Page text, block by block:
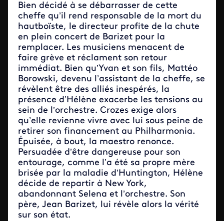
Bien décidé à se débarrasser de cette
cheffe qu’il rend responsable de la mort du
hautboïste, le directeur profite de la chute
en plein concert de Barizet pour la
remplacer. Les musiciens menacent de
faire grève et réclament son retour
immédiat. Bien qu’Yvan et son fils, Mattéo
Borowski, devenu l’assistant de la cheffe, se
révèlent être des alliés inespérés, la
présence d’Hélène exacerbe les tensions au
sein de l’orchestre. Crozes exige alors
qu’elle revienne vivre avec lui sous peine de
retirer son financement au Philharmonia.
Épuisée, à bout, la maestro renonce.
Persuadée d’être dangereuse pour son
entourage, comme l’a été sa propre mère
brisée par la maladie d’Huntington, Hélène
décide de repartir à New York,
abandonnant Selena et l’orchestre. Son
père, Jean Barizet, lui révèle alors la vérité
sur son état.